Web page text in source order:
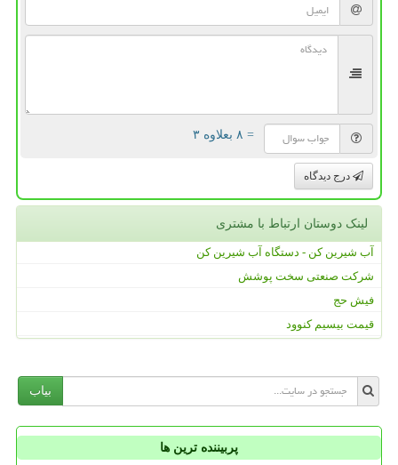
= ۸ بعلاوه ۳
درج دیدگاه
لینک دوستان ارتباط با مشتری
آب شیرین کن - دستگاه آب شیرین کن
شرکت صنعتی سخت پوشش
فیش حج
قیمت بیسیم کنوود
بیاب
پربیننده ترین ها